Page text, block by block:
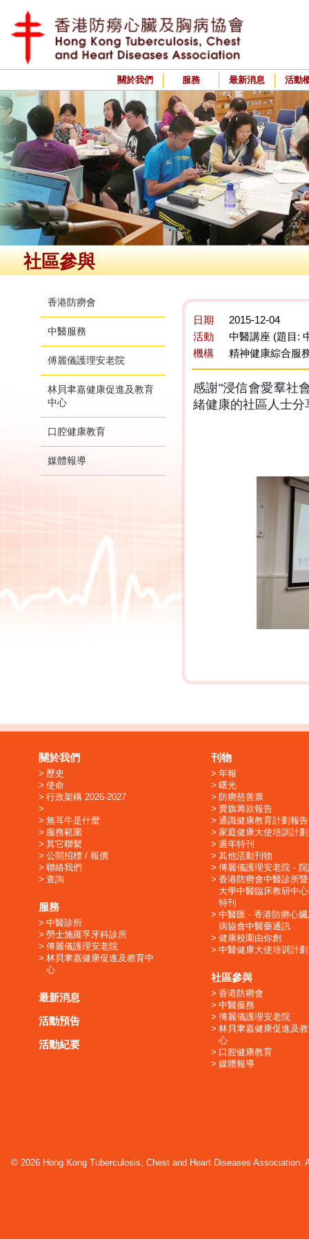
關於我們 服務 最新消息 活動
社區參與
香港防癆會
中醫服務
傅麗儀護理安老院
林貝聿嘉健康促進及教育
中心
口腔健康教育
媒體報導
日期
2015-12-04
活動
中醫講座 (題目:
機構
精神健康綜合服
感謝"浸信會愛羣社
緒健康的社區人士
關於我們
歷史
使命
行政架構 2026-2027
無耳牛是什麼
服務範圍
其它聯繫
公開招標 / 報價
聯絡我們
查詢
服務
中醫診所
勞士施羅孚牙科診所
傅麗儀護理安老院
林貝聿嘉健康促進及教育中
心
最新消息
活動預告
活動紀要
刊物
年報
曙光
防癆慈善票
賣旗籌款報告
通識健康教育計劃報告
家庭健康大使培訓計劃
週年特刊
其他活動刊物
傅麗儀護理安老院 -
香港防癆會中醫診所
大學中醫臨床教研中
特刊
中醫匯 - 香港防癆心
病協會中醫藥通訊
健康校園由你創
中醫健康大使培训計劃
社區參與
香港防癆會
中醫服務
傅麗儀護理安老院
林貝聿嘉健康促進及
心
口腔健康教育
媒體報導
© 2026 Hong Kong Tuberculosis, Chest and Heart Diseases Association.